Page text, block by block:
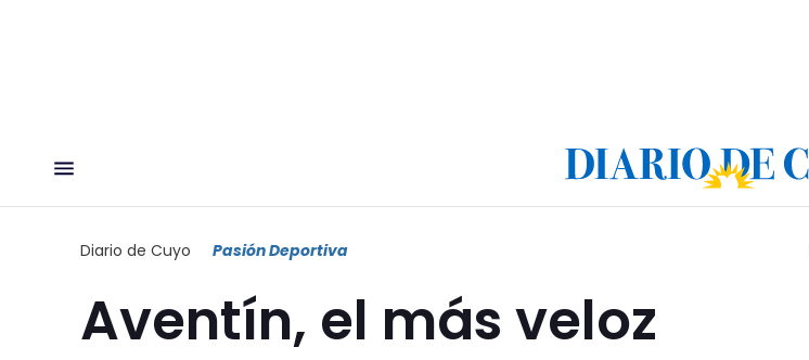
Diario de Cuyo Pasión Deportiva
Aventín, el más veloz